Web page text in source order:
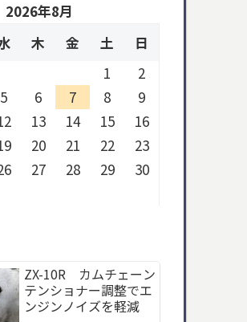
2026年8月
木 金 土
日
1
2
5 6 7 8
9
13 14 15
16
20 21 22
23
27 28 29
30
ZX-10R カムチェーン
テンショナー調整でエ
ンジンノイズを軽減